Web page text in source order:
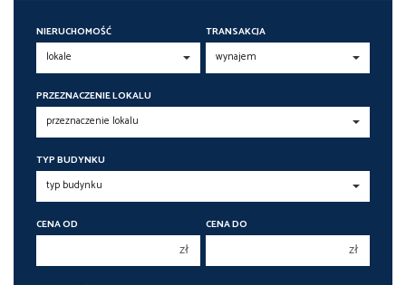
NIERUCHOMOŚĆ TRANSAKCJA
PRZEZNACZENIE LOKALU
TYP BUDYNKU
CENA OD
zł
CENA DO
zł